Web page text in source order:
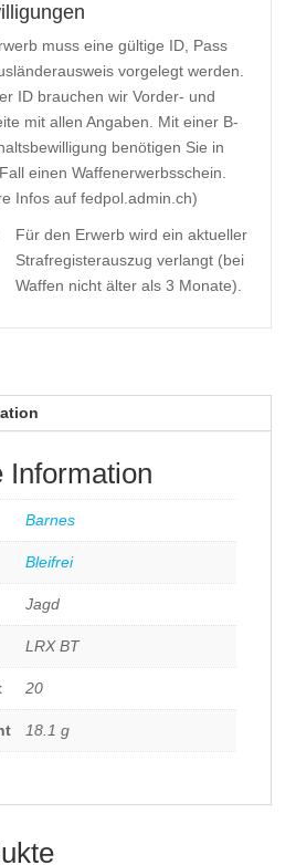
muss eine gültige ID, Pass
vorgelegt werden.
ID brauchen wir Vorder- und
mit allen Angaben. Mit einer B-
benötigen Sie in
einen Waffenerwerbsschein.
Infos auf fedpol.admin.ch)
Für den Erwerb wird ein aktueller
Strafregisterauszug verlangt (bei
Waffen nicht älter als 3 Monate).
Information
Barnes
Bleifrei
Jagd
LRX BT
20
18.1 g